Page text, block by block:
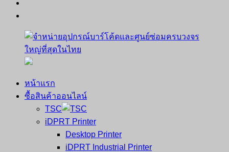
จำหน่าย
คอมพิวเตอร์
หน้าแรก
ซื้อสินค้าออนไลน์
TSC
iDPRT Printer
Desktop Printer
iDPRT Industrial Printer